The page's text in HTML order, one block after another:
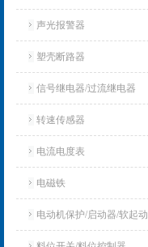
声光报警器
塑壳断路器
信号继电器/过流继电器
转速传感器
电流电度表
电磁铁
电动机保护/启动器/软起动